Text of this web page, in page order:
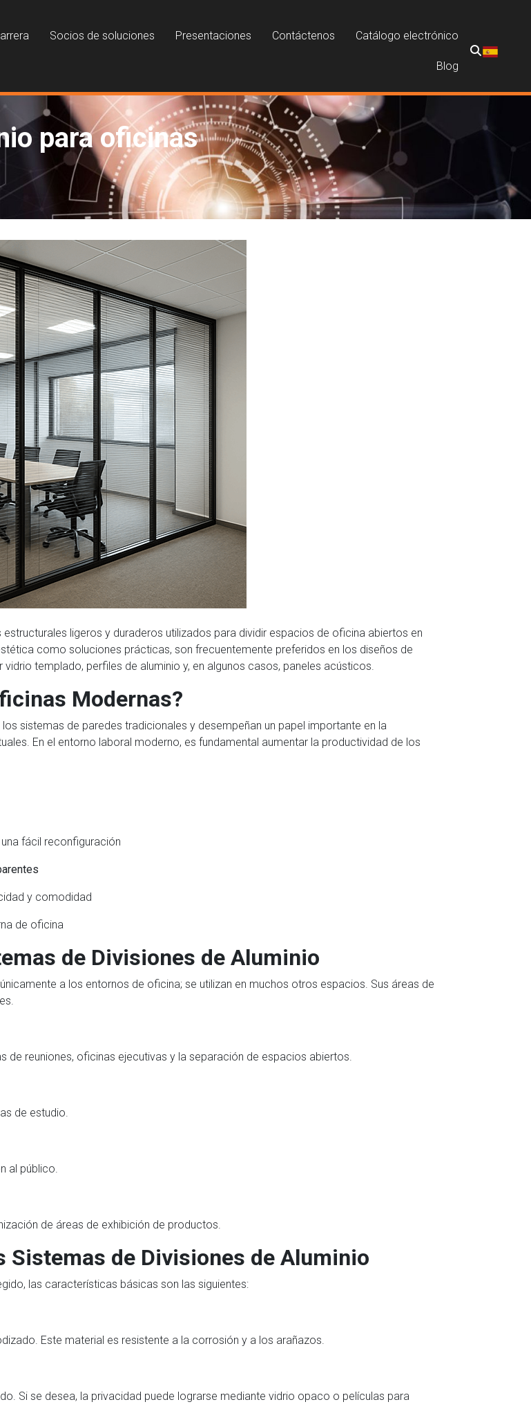
Socios de soluciones Presentaciones Contáctenos Catálogo electrónico
Blog
para oficinas
ligeros y duraderos utilizados para dividir espacios de oficina abiertos en
como soluciones prácticas, son frecuentemente preferidos en los diseños de
templado, perfiles de aluminio y, en algunos casos, paneles acústicos.
Modernas?
sistemas de paredes tradicionales y desempeñan un papel importante en la
En el entorno laboral moderno, es fundamental aumentar la productividad de los
fácil reconfiguración
y comodidad
de oficina
de Divisiones de Aluminio
a los entornos de oficina; se utilizan en muchos otros espacios. Sus áreas de
de reuniones, oficinas ejecutivas y la separación de espacios abiertos.
de estudio.
al público.
de áreas de exhibición de productos.
de Divisiones de Aluminio
las características básicas son las siguientes:
Este material es resistente a la corrosión y a los arañazos.
Si se desea, la privacidad puede lograrse mediante vidrio opaco o películas para